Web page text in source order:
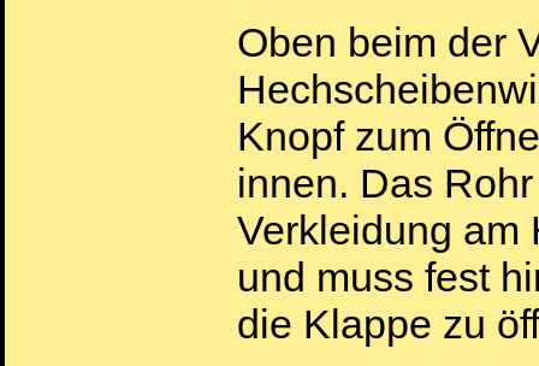
Oben beim der
Knopf zum
innen. Das
Verkleidung am
und muss fest
die Klappe zu